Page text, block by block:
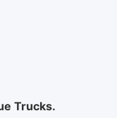
Trucks.